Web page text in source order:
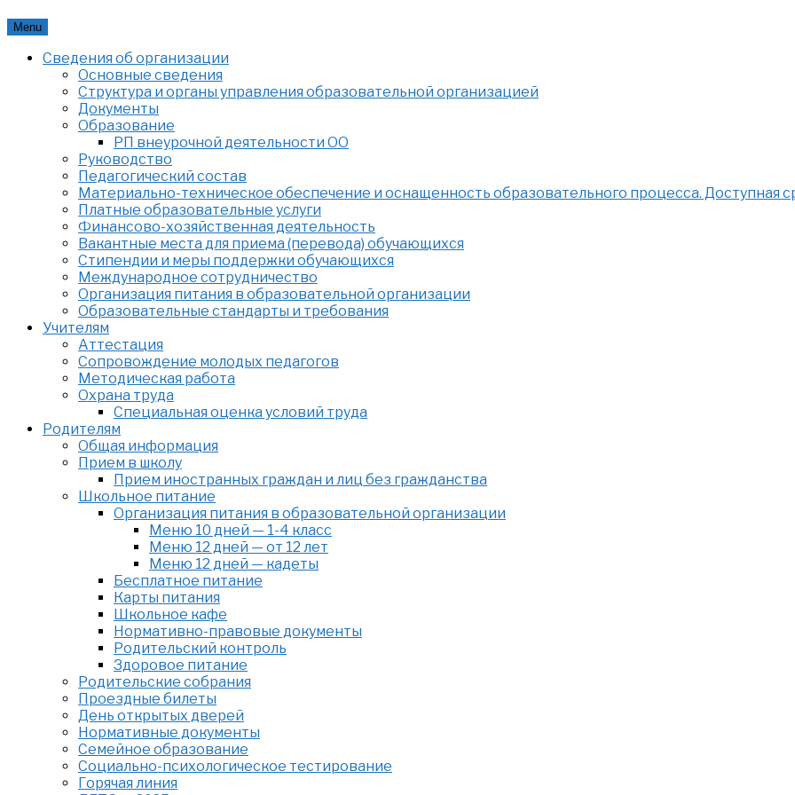
Skip
content
Menu
Сведения об организации
Основные сведения
Структура и органы управления образовательной организацией
Документы
Образование
РП внеурочной деятельности ОО
Руководство
Педагогический состав
Материально-техническое обеспечение и оснащенность образовательного процесса. Доступная
Платные образовательные услуги
Финансово-хозяйственная деятельность
Вакантные места для приема (перевода) обучающихся
Стипендии и меры поддержки обучающихся
Международное сотрудничество
Организация питания в образовательной организации
Образовательные стандарты и требования
Учителям
Аттестация
Сопровождение молодых педагогов
Методическая работа
Охрана труда
Специальная оценка условий труда
Родителям
Общая информация
Прием в школу
Прием иностранных граждан и лиц без гражданства
Школьное питание
Организация питания в образовательной организации
Меню 10 дней — 1-4 класс
Меню 12 дней — от 12 лет
Меню 12 дней — кадеты
Бесплатное питание
Карты питания
Школьное кафе
Нормативно-правовые документы
Родительский контроль
Здоровое питание
Родительские собрания
Проездные билеты
День открытых дверей
Нормативные документы
Семейное образование
Cоциально-психологическое тестирование
Горячая линия